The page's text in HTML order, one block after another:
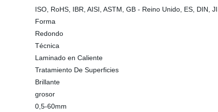
ISO, RoHS, IBR, AISI, ASTM, GB - Reino Unido, ES, DIN,
Forma
Redondo
Técnica
Laminado en Caliente
Tratamiento De Superficies
Brillante
grosor
0,5-60mm